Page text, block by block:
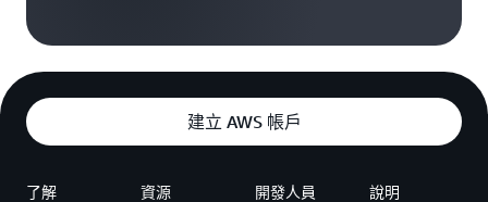
建立 AWS 帳戶
了解 資源 開發人員 說明